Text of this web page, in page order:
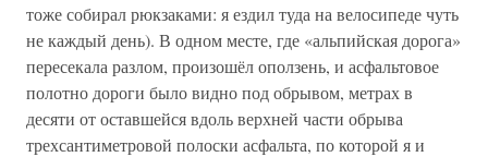
тоже собирал рюкзаками: я ездил туда на велосипеде чуть
не каждый день). В одном месте, где «альпийская дорога»
пересекала разлом, произошёл оползень, и асфальтовое
полотно дороги было видно под обрывом, метрах в
десяти от оставшейся вдоль верхней части обрыва
трехсантиметровой полоски асфальта, по которой я и